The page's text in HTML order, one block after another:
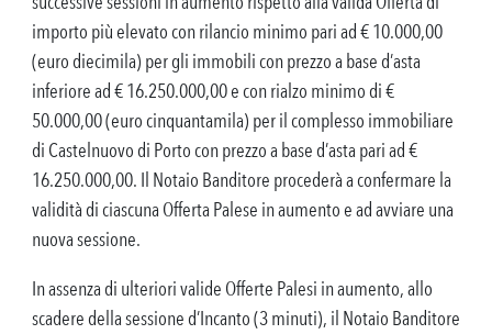
importo più elevato con rilancio minimo pari ad € 10.000,00
(euro diecimila) per gli immobili con prezzo a base d’asta
inferiore ad € 16.250.000,00 e con rialzo minimo di €
50.000,00 (euro cinquantamila) per il complesso immobiliare
di Castelnuovo di Porto con prezzo a base d’asta pari ad €
16.250.000,00. Il Notaio Banditore procederà a confermare la
validità di ciascuna Offerta Palese in aumento e ad avviare una
nuova sessione.
In assenza di ulteriori valide Offerte Palesi in aumento, allo
scadere della sessione d’Incanto (3 minuti), il Notaio Banditore